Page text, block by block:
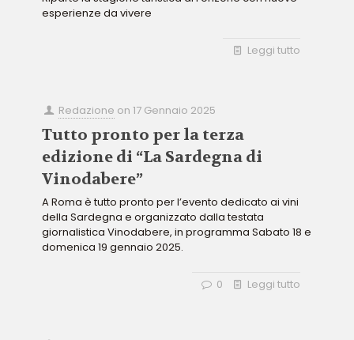
esperienze da vivere
Leggi tutto
Redazione on17 Gennaio 2025
Tutto pronto per la terza
edizione di “La Sardegna di
Vinodabere”
A Roma è tutto pronto per l’evento dedicato ai vini
della Sardegna e organizzato dalla testata
giornalistica Vinodabere, in programma Sabato 18 e
domenica 19 gennaio 2025.
0 Leggi tutto